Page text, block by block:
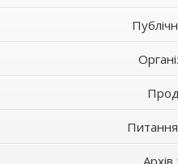
Питання
Архів